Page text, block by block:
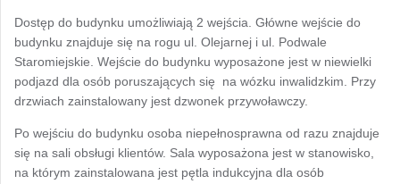
Dostęp do budynku umożliwiają 2 wejścia. Główne wejście do
budynku znajduje się na rogu ul. Olejarnej i ul. Podwale
Staromiejskie. Wejście do budynku wyposażone jest w niewielki
podjazd dla osób poruszających się na wózku inwalidzkim. Przy
drzwiach zainstalowany jest dzwonek przywoławczy.
Po wejściu do budynku osoba niepełnosprawna od razu znajduje
się na sali obsługi klientów. Sala wyposażona jest w stanowisko,
na którym zainstalowana jest pętla indukcyjna dla osób